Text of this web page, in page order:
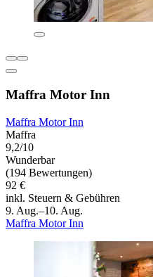
Maffra Motor Inn
Maffra Motor Inn
Maffra
9,2/10
Wunderbar
(194 Bewertungen)
92 €
inkl. Steuern & Gebühren
9. Aug.–10. Aug.
Maffra Motor Inn